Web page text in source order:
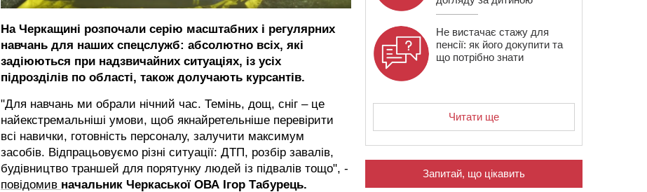
На Черкащині розпочали серію масштабних і регулярних
навчань для наших спецслужб: абсолютно всіх, які
задіюються при надзвичайних ситуаціях, із усіх
підрозділів по області, також долучають курсантів.
"Для навчань ми обрали нічний час. Темінь, дощ, сніг – це
найекстремальніші умови, щоб якнайретельніше перевірити
всі навички, готовність персоналу, залучити максимум
засобів. Відпрацьовуємо різні ситуації: ДТП, розбір завалів,
будівництво траншей для порятунку людей із підвалів тощо", -
повідомив начальник Черкаської ОВА Ігор Табурець.
Не вистачає стажу для
пенсії: як його докупити та
що потрібно знати
Читати ще
Запитай, що цікавить